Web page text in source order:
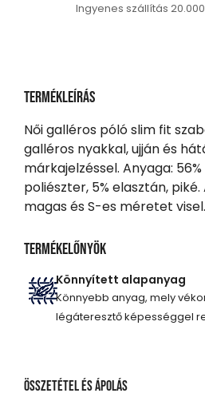
Ingyenes szállítás
Termékleírás
Női galléros póló slim fit
galléros nyakkal, ujján és
márkajelzéssel. Anyaga:
poliészter, 5% elasztán,
magas és S-es méretet visel.
Termékelőnyök
Könnyített alapanyag
Könnyebb anyag, mely
légáteresztő képességgel
Összetétel és ápolás